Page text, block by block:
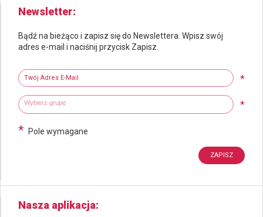
Newsletter
Bądź na bieżąco i zapisz się do Newslettera. Wpisz swój
adres e-mail i naciśnij przycisk Zapisz.
Twój adres e-mail
*
Wybierz grupy tematyczne *
Wpisz wyszukiwaną fraze
* Pole wymagane
Nasza aplikacja